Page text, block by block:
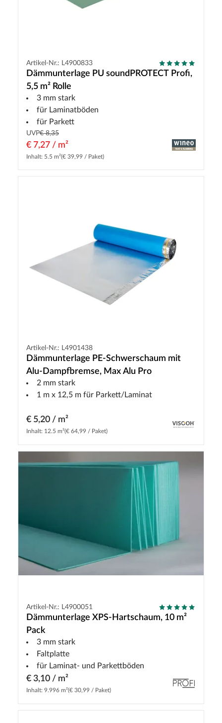
Artikel-Nr.: L4900833
Dämmunterlage PU soundPROTECT Profi,
5,5 m² Rolle
3 mm stark
für Laminatböden
für Parkett
UVP€ 8,35
€ 7,27 / m²
Inhalt: 5.5 m²(€ 39,99 / Paket)
Artikel-Nr.: L4901438
Dämmunterlage PE-Schwerschaum mit
Alu-Dampfbremse, Max Alu Pro
2 mm stark
1 m x 12,5 m für Parkett/Laminat
€ 5,20 / m²
Inhalt: 12.5 m²(€ 64,99 / Paket)
Artikel-Nr.: L4900051
Dämmunterlage XPS-Hartschaum, 10 m²
Pack
3 mm stark
Faltplatte
für Laminat- und Parkettböden
€ 3,10 / m²
Inhalt: 9.996 m²(€ 30,99 / Paket)